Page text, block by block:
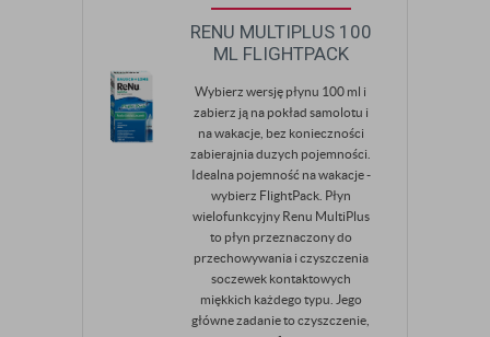
RENU MULTIPLUS 100
ML FLIGHTPACK
Wybierz wersję płynu 100 ml i
zabierz ją na pokład samolotu i
na wakacje, bez konieczności
zabierajnia duzych pojemności.
Idealna pojemność na wakacje -
wybierz FlightPack. Płyn
wielofunkcyjny Renu MultiPlus
to płyn przeznaczony do
przechowywania i czyszczenia
soczewek kontaktowych
miękkich każdego typu. Jego
główne zadanie to czyszczenie,